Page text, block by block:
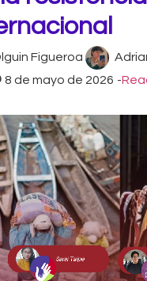
Figueroa
8 de mayo de 2026 -